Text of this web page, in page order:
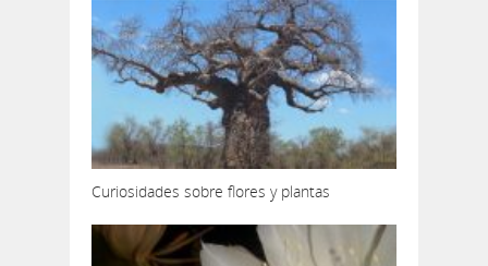
Curiosidades sobre flores y plantas